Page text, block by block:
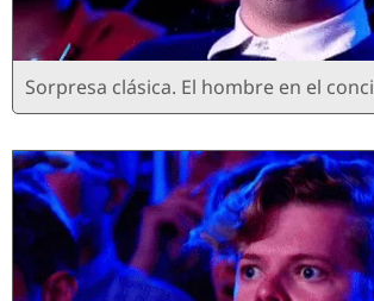
Sorpresa clásica. El hombre en el